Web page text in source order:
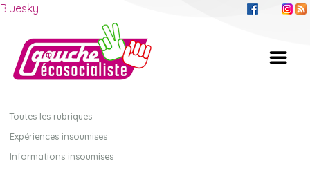
Bluesky
Toutes les rubriques
Expériences insoumises
Informations insoumises